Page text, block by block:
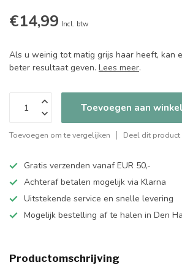
€14,99 Incl. btw
Als u weinig tot matig grijs haar heeft, kan
beter resultaat geven. Lees meer.
Toevoegen aan
Toevoegen om te vergelijken Deel dit product
Gratis verzenden vanaf EUR 50,-
Achteraf betalen mogelijk via Klarna
Uitstekende service en snelle levering
Mogelijk bestelling af te halen in Den
Productomschrijving